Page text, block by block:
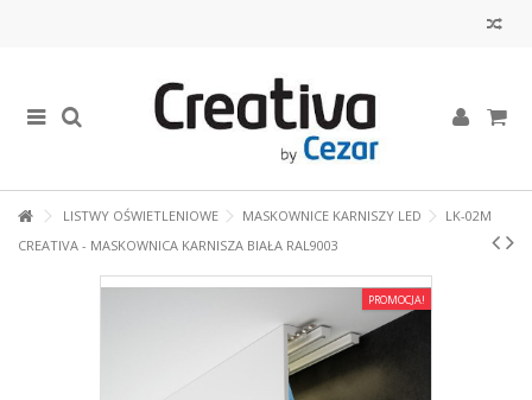
LISTWY OŚWIETLENIOWE MASKOWNICE KARNISZY LED
LK-02M
CREATIVA - MASKOWNICA KARNISZA BIAŁA RAL9003
PROMOCJA!